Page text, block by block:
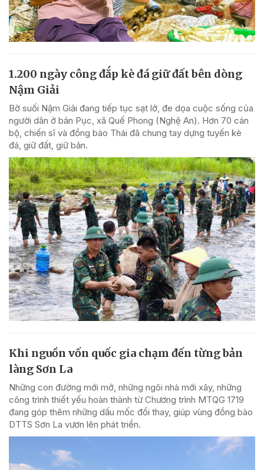
1.200 ngày công đắp kè đá giữ đất bên dòng
Nậm Giải
Bờ suối Nậm Giải đang tiếp tục sạt lở, đe dọa cuộc sống của
người dân ở bản Pục, xã Quế Phong (Nghệ An). Hơn 70 cán
bộ, chiến sĩ và đồng bào Thái đã chung tay dựng tuyến kè
đá, giữ đất, giữ bản.
Khi nguồn vốn quốc gia chạm đến từng bản
làng Sơn La
Những con đường mới mở, những ngôi nhà mới xây, những
công trình thiết yếu hoàn thành từ Chương trình MTQG 1719
đang góp thêm những dấu mốc đổi thay, giúp vùng đồng bào
DTTS Sơn La vươn lên phát triển.